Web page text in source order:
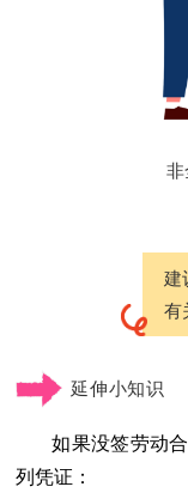
建
有
延伸小知识
如果没签劳动
列凭证：